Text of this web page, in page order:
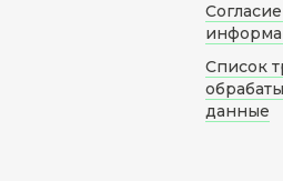
Список
данные